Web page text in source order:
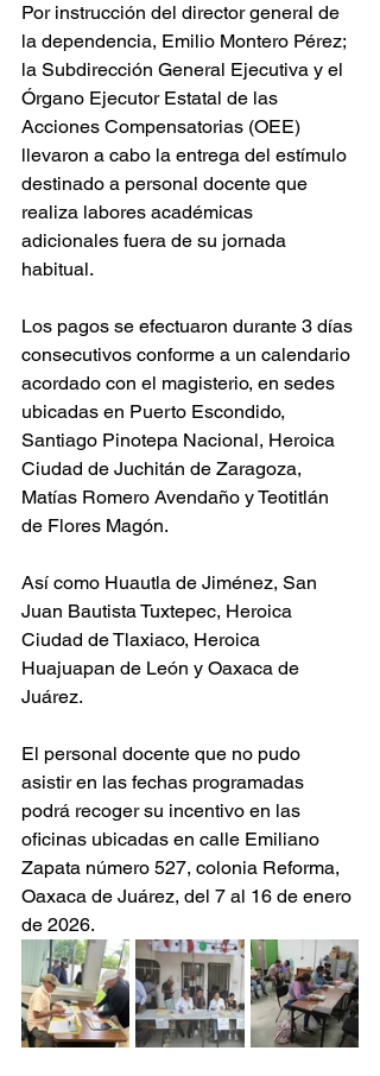
Por instrucción del director general de
la dependencia, Emilio Montero Pérez;
la Subdirección General Ejecutiva y el
Órgano Ejecutor Estatal de las
Acciones Compensatorias (OEE)
llevaron a cabo la entrega del estímulo
destinado a personal docente que
realiza labores académicas
adicionales fuera de su jornada
habitual.
Los pagos se efectuaron durante 3 días
consecutivos conforme a un calendario
acordado con el magisterio, en sedes
ubicadas en Puerto Escondido,
Santiago Pinotepa Nacional, Heroica
Ciudad de Juchitán de Zaragoza,
Matías Romero Avendaño y Teotitlán
de Flores Magón.
Así como Huautla de Jiménez, San
Juan Bautista Tuxtepec, Heroica
Ciudad de Tlaxiaco, Heroica
Huajuapan de León y Oaxaca de
Juárez.
El personal docente que no pudo
asistir en las fechas programadas
podrá recoger su incentivo en las
oficinas ubicadas en calle Emiliano
Zapata número 527, colonia Reforma,
Oaxaca de Juárez, del 7 al 16 de enero
de 2026.